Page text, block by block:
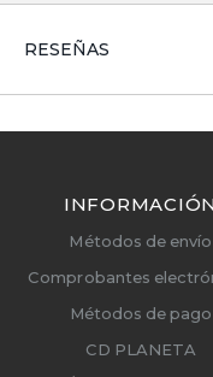
RESEÑAS
Métodos de envío
Comprobantes
Métodos de pago
CD PLANETA